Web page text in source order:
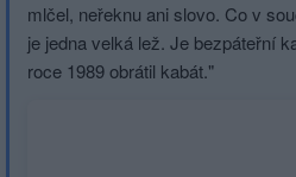
mlčel, neřeknu ani slovo. Co v
je jedna velká lež. Je bezpáteřní
roce 1989 obrátil kabát."